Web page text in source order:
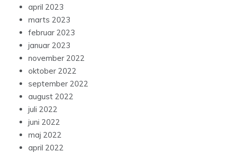
april 2023
marts 2023
februar 2023
januar 2023
november 2022
oktober 2022
september 2022
august 2022
juli 2022
juni 2022
maj 2022
april 2022